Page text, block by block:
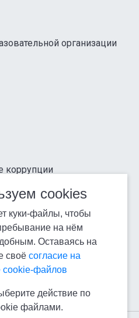
организации
коррупции
защищенность
cookies
куки-файлы, чтобы
на нём
Оставаясь на
своё согласие на
cookie-файлов
действие по
файлами.